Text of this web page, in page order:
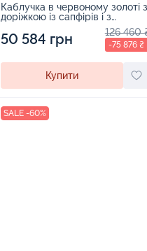
Каблучка в червоному золоті з
доріжкою із сапфірів і з
50 584 грн 126 460
-75 876 ₴
Купити
SALE -60%